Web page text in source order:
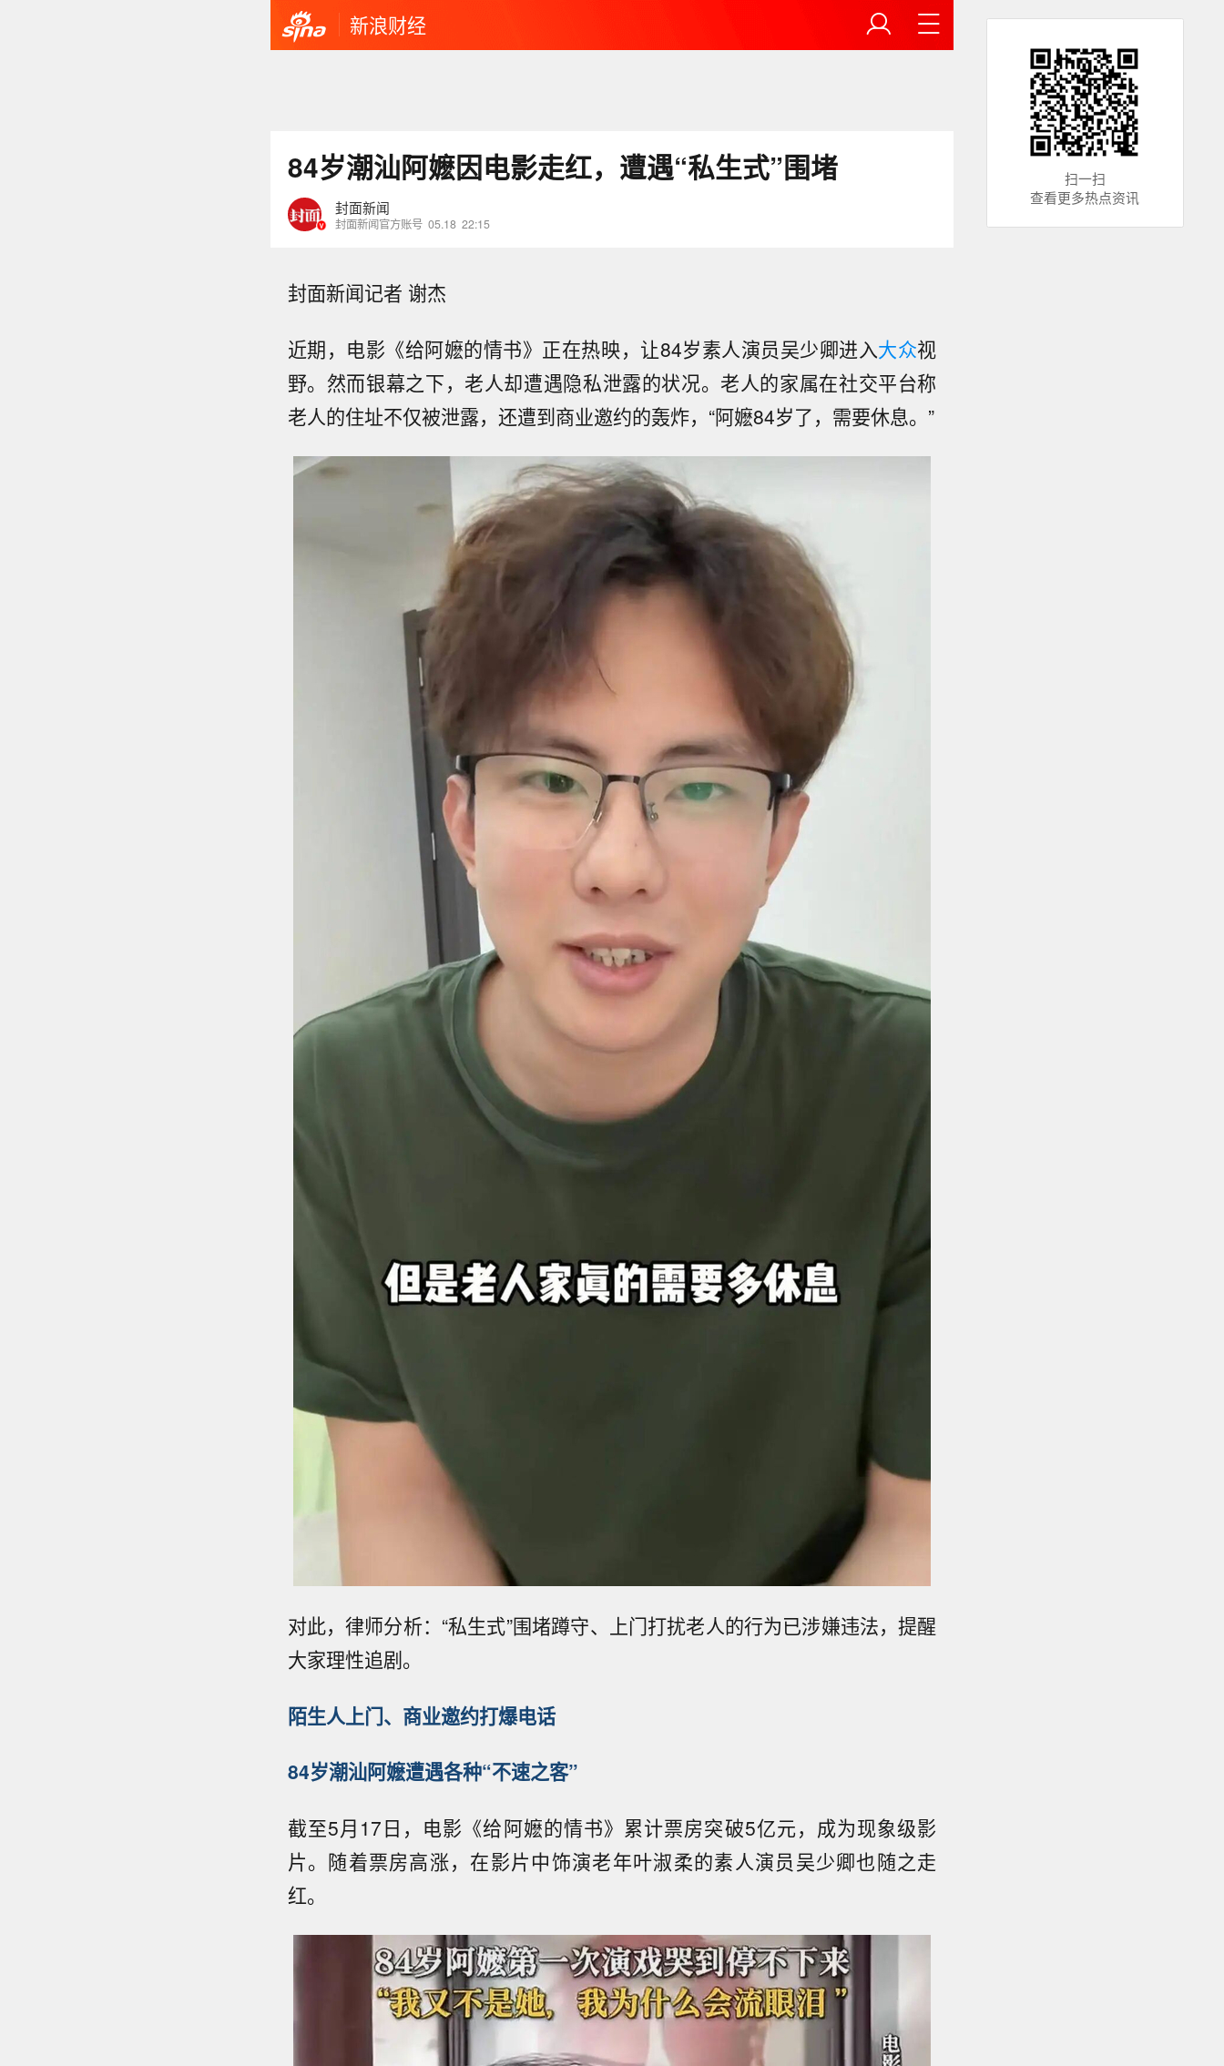
新浪财经
84岁潮汕阿嬷因电影走红，遭遇“私生式”围堵
封面新闻
封面新闻官方账号 05.18 22:15
封面新闻记者 谢杰
近期，电影《给阿嬷的情书》正在热映，让84岁素人演员吴少卿进入大众视
野。然而银幕之下，老人却遭遇隐私泄露的状况。老人的家属在社交平台称
老人的住址不仅被泄露，还遭到商业邀约的轰炸，“阿嬷84岁了，需要休息。”
对此，律师分析：“私生式”围堵蹲守、上门打扰老人的行为已涉嫌违法，提醒
大家理性追剧。
陌生人上门、商业邀约打爆电话
84岁潮汕阿嬷遭遇各种“不速之客”
截至5月17日，电影《给阿嬷的情书》累计票房突破5亿元，成为现象级影
片。随着票房高涨，在影片中饰演老年叶淑柔的素人演员吴少卿也随之走
红。
扫一扫
查看更多热点资讯